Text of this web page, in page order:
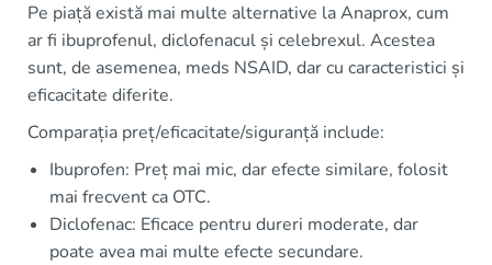
Pe piață există mai multe alternative la Anaprox, cum
ar fi ibuprofenul, diclofenacul și celebrexul. Acestea
sunt, de asemenea, meds NSAID, dar cu caracteristici și
eficacitate diferite.
Comparația preț/eficacitate/siguranță include:
Ibuprofen: Preț mai mic, dar efecte similare, folosit
mai frecvent ca OTC.
Diclofenac: Eficace pentru dureri moderate, dar
poate avea mai multe efecte secundare.